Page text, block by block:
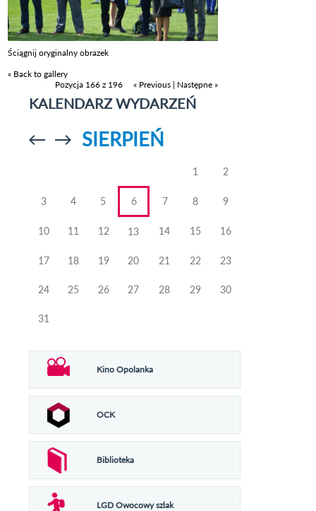
Ściągnij oryginalny obrazek
« Back to gallery
Pozycja 166 z 196
« Previous | Następne »
KALENDARZ WYDARZEŃ
Przejdź doPrzejdź do
SIERPIEŃ
1 2
3 4 5 6 7 8 9
10 11 12 13 14 15 16
17 18 19 20 21 22 23
24 25 26 27 28 29 30
31
Kino Opolanka
OCK
Biblioteka
LGD Owocowy szlak